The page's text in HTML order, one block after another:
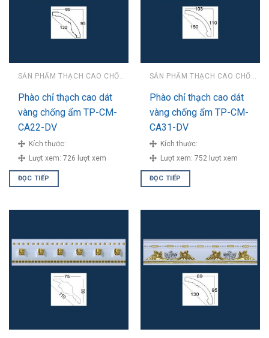
SẢN PHẨM THẠCH CAO CHỐNG ẨM
Phào chỉ thạch cao dát
vàng chống ẩm TP-CM-
CA22-DV
Kích thước:
Lượt xem: 726 lượt xem
ĐỌC TIẾP
SẢN PHẨM THẠCH CAO CHỐNG ẨM
Phào chỉ thạch cao dát
vàng chống ẩm TP-CM-
CA31-DV
Kích thước:
Lượt xem: 752 lượt xem
ĐỌC TIẾP